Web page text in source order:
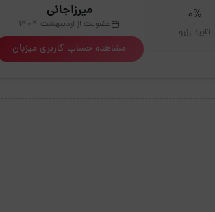
میرزاجانی
عضویت از اردیبهشت 1404
مشاهده حساب کاربری میزبان
0%
تایید رزرو